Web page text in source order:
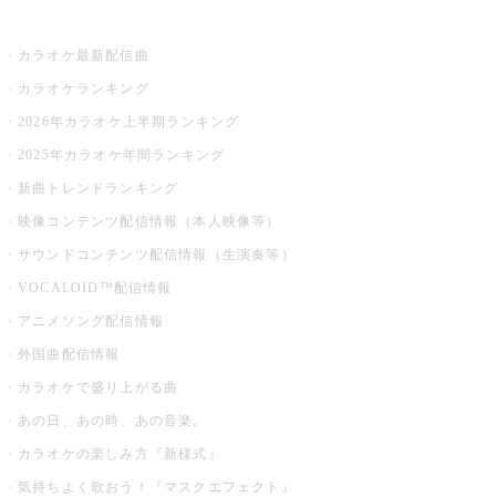
カラオケ最新配信曲
カラオケランキング
2026年カラオケ上半期ランキング
2025年カラオケ年間ランキング
新曲トレンドランキング
映像コンテンツ配信情報（本人映像等）
サウンドコンテンツ配信情報（生演奏等）
VOCALOID™配信情報
アニメソング配信情報
外国曲配信情報
カラオケで盛り上がる曲
あの日、あの時、あの音楽。
カラオケの楽しみ方『新様式』
気持ちよく歌おう！『マスクエフェクト』